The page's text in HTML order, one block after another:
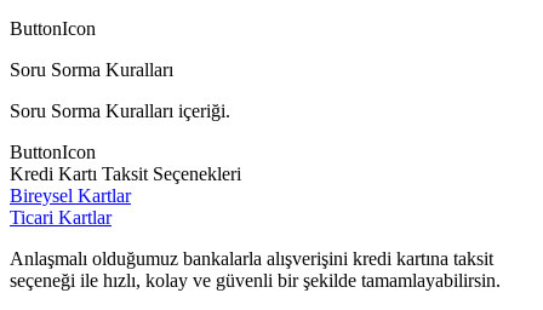
ButtonIcon
Soru Sorma Kuralları
Soru Sorma Kuralları içeriği.
ButtonIcon
Kredi Kartı Taksit Seçenekleri
Bireysel Kartlar
Ticari Kartlar
Anlaşmalı olduğumuz bankalarla alışverişini kredi kartına taksit
seçeneği ile hızlı, kolay ve güvenli bir şekilde tamamlayabilirsin.